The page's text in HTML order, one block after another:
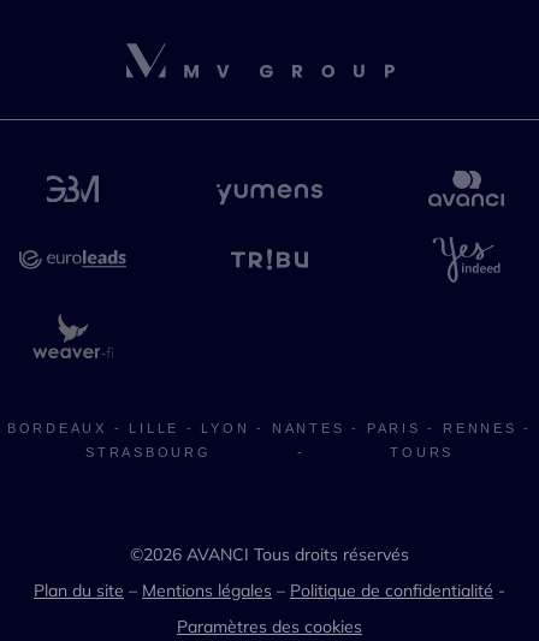
BORDEAUX - LILLE - LYON - NANTES - PARIS - RENNES
-
STRASBOURG
- TOURS
©2026 AVANCI Tous droits réservés
Plan du site – Mentions légales – Politique de confidentialité -
Paramètres des cookies